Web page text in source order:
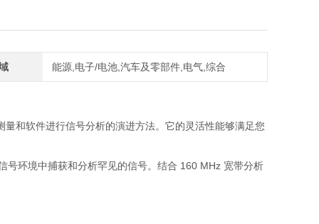
能源,电子/电池,汽车及零部件,电气,综合
和软件进行信号分析的演进方法。它的灵活性能够满足您
环境中捕获和分析罕见的信号。结合 160 MHz 宽带分析